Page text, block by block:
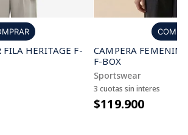
FILA HERITAGE F-
CAMPERA
F-BOX
Sportswear
3 cuotas sin interes
$119.900